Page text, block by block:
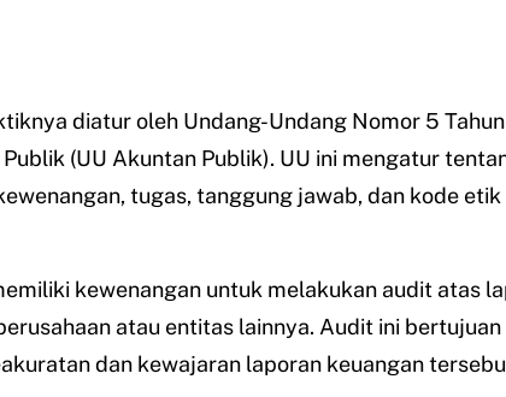
diatur oleh Undang-Undang Nomor 5 Tahun
(UU Akuntan Publik). UU ini mengatur
tugas, tanggung jawab, dan kode
kewenangan untuk melakukan audit atas
atau entitas lainnya. Audit ini
dan kewajaran laporan keuangan